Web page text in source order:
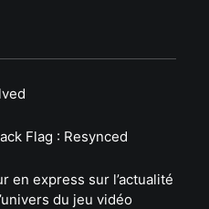
Flag : Resynced
en express sur l’actualité
du jeu vidéo